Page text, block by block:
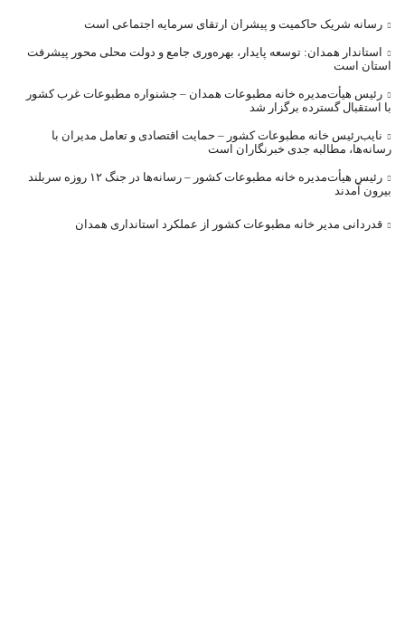
رسانه شریک حاکمیت و پیشران ارتقای سرمایه اجتماعی است
استاندار همدان: توسعه پایدار، بهره‌وری جامع و دولت محلی محور پیشرفت
استان است
رئیس هیأت‌مدیره خانه مطبوعات همدان – جشنواره مطبوعات غرب کشور
با استقبال گسترده برگزار شد
نایب‌رئیس خانه مطبوعات کشور – حمایت اقتصادی و تعامل مدیران با
رسانه‌ها، مطالبه جدی خبرنگاران است
رئیس هیأت‌مدیره خانه مطبوعات کشور – رسانه‌ها در جنگ ۱۲ روزه سربلند
بیرون آمدند
قدردانی مدیر خانه مطبوعات کشور از عملکرد استانداری همدان